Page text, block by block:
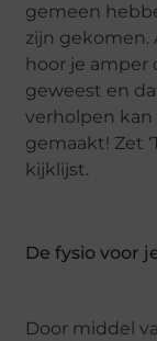
gemeen
zijn gekomen.
hoor je
geweest en
verholpen kan
gemaakt! Zet
kijklijst.
De fysio voor
Door middel